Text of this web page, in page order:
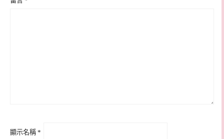
顯示名稱 *